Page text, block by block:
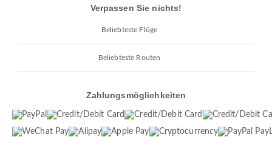
Verpassen Sie nichts!
Beliebteste Flüge
Beliebteste Routen
Zahlungsmöglichkeiten